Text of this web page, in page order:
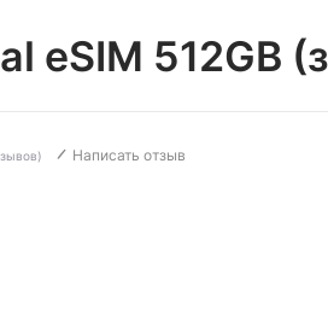
eSIM 512GB
Написать отзыв